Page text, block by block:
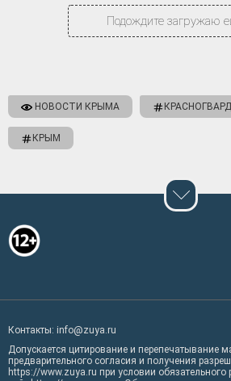
Подождите загружаю
НОВОСТИ КРЫМА
КРЫМ
Контакты: info@zuya.ru
Допускается цитирование и перепечатывание
предварительного согласия и получения
https://www.zuya.ru при условии